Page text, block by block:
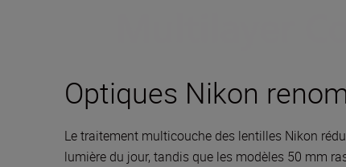
Optiques Nikon
Le traitement multicouche des lentilles Nikon
lumière du jour, tandis que les modèles 50 mm